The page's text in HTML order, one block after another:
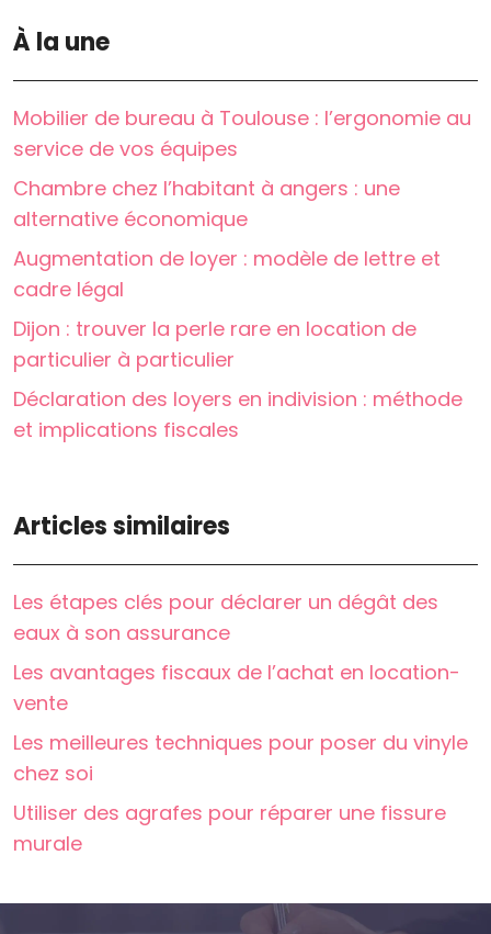
À la une
Mobilier de bureau à Toulouse : l’ergonomie au
service de vos équipes
Chambre chez l’habitant à angers : une
alternative économique
Augmentation de loyer : modèle de lettre et
cadre légal
Dijon : trouver la perle rare en location de
particulier à particulier
Déclaration des loyers en indivision : méthode
et implications fiscales
Articles similaires
Les étapes clés pour déclarer un dégât des
eaux à son assurance
Les avantages fiscaux de l’achat en location-
vente
Les meilleures techniques pour poser du vinyle
chez soi
Utiliser des agrafes pour réparer une fissure
murale